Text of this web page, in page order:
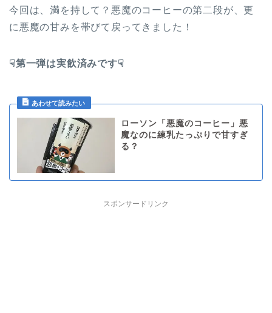
今回は、満を持して？悪魔のコーヒーの第二段が、更
に悪魔の甘みを帯びて戻ってきました！
☟第一弾は実飲済みです☟
ローソン「悪魔のコーヒー」悪
魔なのに練乳たっぷりで甘すぎ
る？
スポンサードリンク